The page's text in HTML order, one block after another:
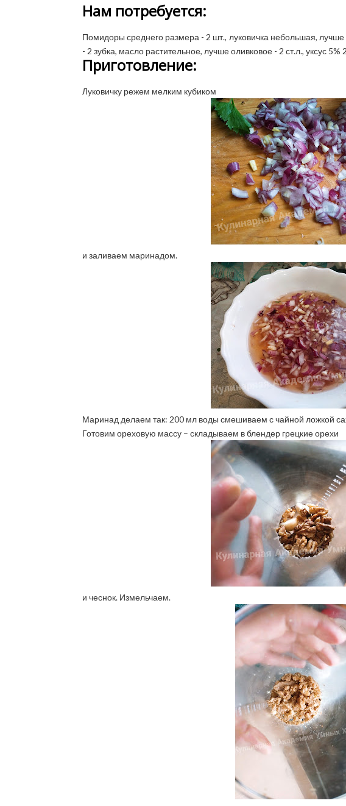
Нам потребуется:
Помидоры среднего размера - 2 шт., луковичка небольшая, лучше
- 2 зубка, масло растительное, лучше оливковое - 2 ст.л., уксус
Приготовление:
Луковичку режем мелким кубиком
и заливаем маринадом.
Маринад делаем так: 200 мл воды смешиваем с чайной ложкой
Готовим ореховую массу – складываем в блендер грецкие орехи
и чеснок. Измельчаем.